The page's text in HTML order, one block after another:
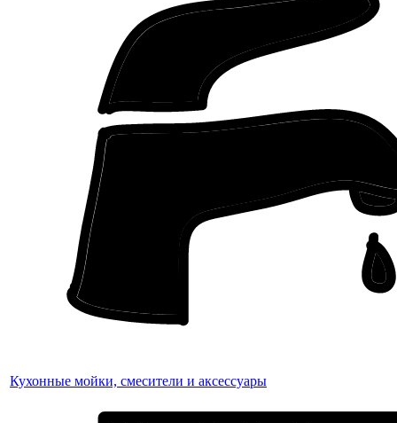
Кухонные мойки, смесители и аксессуары